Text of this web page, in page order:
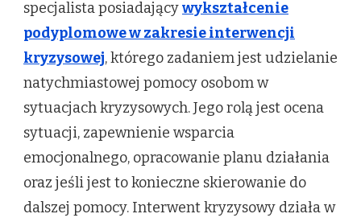
specjalista posiadającywykształcenie
podyplomowe w zakresie interwencji
kryzysowej, którego zadaniem jest udzielanie
natychmiastowej pomocy osobom w
sytuacjach kryzysowych. Jego rolą jest ocena
sytuacji, zapewnienie wsparcia
emocjonalnego, opracowanie planu działania
oraz jeśli jest to konieczne skierowanie do
dalszej pomocy. Interwent kryzysowy działa w